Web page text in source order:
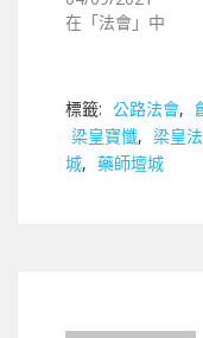
在「法會」中
標籤: 公路法會,
梁皇寶懺, 梁皇
城, 藥師壇城